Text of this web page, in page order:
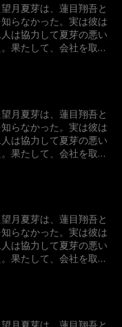
月夏芽は、蓮目翔吾と
らなかった。実は彼は
は協力して夏芽の悪い
果たして、会社を取り
月夏芽は、蓮目翔吾と
らなかった。実は彼は
は協力して夏芽の悪い
果たして、会社を取り
月夏芽は、蓮目翔吾と
らなかった。実は彼は
は協力して夏芽の悪い
果たして、会社を取り